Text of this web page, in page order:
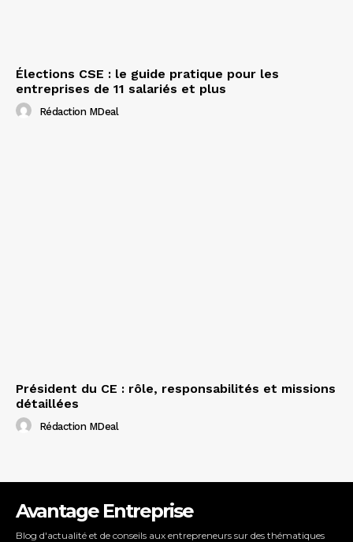
Élections CSE : le guide pratique pour les
entreprises de 11 salariés et plus
Rédaction MDeal
Président du CE : rôle, responsabilités et missions
détaillées
Rédaction MDeal
Avantage Entreprise
Blog d'actualité et de conseils aux entrepreneurs sur des thématiques